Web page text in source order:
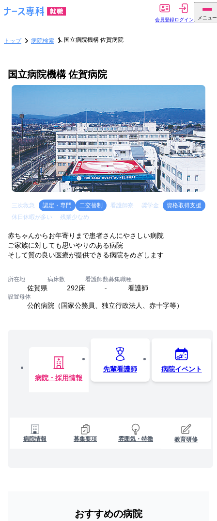
会員登録ログイン メニュー
トップ 病院検索 国立病院機構 佐賀病院
国立病院機構 佐賀病院
三次救急 認定・専門 二交替制 看護師寮 奨学金
資格取得支援
休日休暇が多い
残業少なめ
赤ちゃんからお年寄りまで患者さんにやさしい病院
ご家族に対しても思いやりのある病院
そして質の良い医療が提供できる病院をめざします
所在地
佐賀県
病床数
292床
看護師数
-
募集職種
看護師
設置母体
公的病院（国家公務員、独立行政法人、赤十字等）
病院・採用情報
先輩看護師 病院イベント
病院情報 募集要項 雰囲気・特徴 教育研修
おすすめの病院